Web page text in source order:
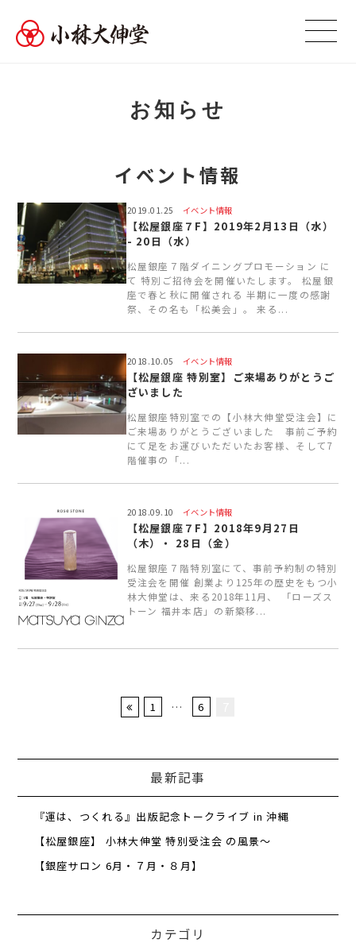
お知らせ
イベント情報
2019.01.25 イベント情報
【松屋銀座７F】2019年2月13日（水）
- 20日（水）
松屋銀座７階ダイニングプロモーション に
て 特別ご招待会を開催いたします。 松屋銀
座で春と秋に開催される 半期に一度の感謝
祭、その名も「松美会」。 来る...
2018.10.05 イベント情報
【松屋銀座 特別室】ご来場ありがとうご
ざいました
松屋銀座特別室での【小林大伸堂受注会】に
ご来場ありがとうございました 事前ご予約
にて足をお運びいただいたお客様、そして7
階催事の「...
2018.09.10 イベント情報
【松屋銀座７F】2018年9月27日
（木）・ 28日（金）
松屋銀座７階特別室にて、事前予約制の特別
受注会を開催 創業より125年の歴史をもつ小
林大伸堂は、来る2018年11月、 「ローズス
トーン 福井本店」の新築移...
1 … 6
最新記事
『運は、つくれる』出版記念トークライブ in 沖縄
【松屋銀座】 小林大伸堂 特別受注会 の風景～
【銀座サロン 6月・７月・８月】
カテゴリ